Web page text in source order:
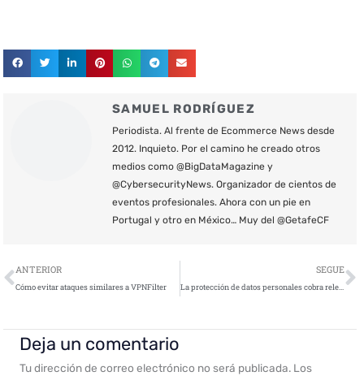
SAMUEL RODRÍGUEZ
Periodista. Al frente de Ecommerce News desde
2012. Inquieto. Por el camino he creado otros
medios como @BigDataMagazine y
@CybersecurityNews. Organizador de cientos de
eventos profesionales. Ahora con un pie en
Portugal y otro en México… Muy del @GetafeCF
Ant
ANTERIOR
Cómo evitar ataques similares a VPNFilter
SEGUE
La protección de datos personales cobra relevancia internacional
Deja un comentario
Tu dirección de correo electrónico no será publicada. Los